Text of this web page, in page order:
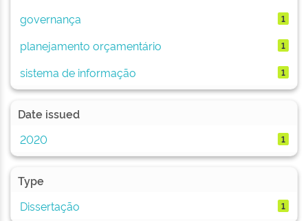
governança 1
planejamento orçamentário 1
sistema de informação 1
Date issued
2020
1
Type
Dissertação
1